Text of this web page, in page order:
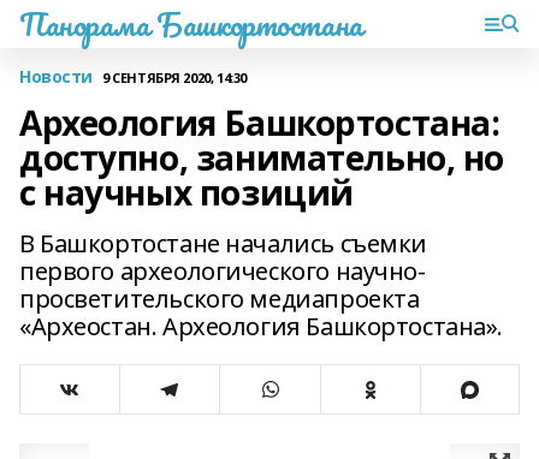
Панорама Башкортостана
Новости 9 СЕНТЯБРЯ 2020, 14:30
Археология Башкортостана:
доступно, занимательно, но
с научных позиций
В Башкортостане начались съемки
первого археологического научно-
просветительского медиапроекта
«Археостан. Археология Башкортостана».